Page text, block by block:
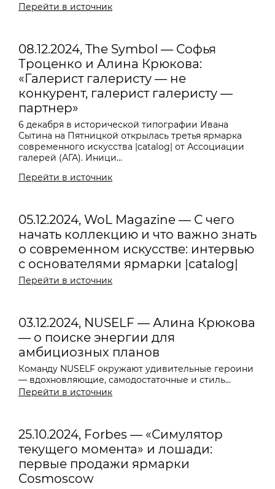
Перейти в источник
08.12.2024, The Symbol — Софья
Троценко и Алина Крюкова:
«Галерист галеристу — не
конкурент, галерист галеристу —
партнер»
6 декабря в исторической типографии Ивана
Сытина на Пятницкой открылась третья ярмарка
современного искусства |catalog| от Ассоциации
галерей (АГА). Иници...
Перейти в источник
05.12.2024, WoL Magazine — С чего
начать коллекцию и что важно знать
о современном искусстве: интервью
с основателями ярмарки |catalog|
Перейти в источник
03.12.2024, NUSELF — Алина Крюкова
— о поиске энергии для
амбициозных планов
Команду NUSELF окружают удивительные героини
— вдохновляющие, самодостаточные и стиль...
Перейти в источник
25.10.2024, Forbes — «Симулятор
текущего момента» и лошади:
первые продажи ярмарки
Cosmoscow